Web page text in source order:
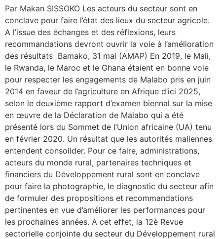
Par Makan SISSOKO Les acteurs du secteur sont en
conclave pour faire l’état des lieux du secteur agricole.
A l’issue des échanges et des réflexions, leurs
recommandations devront ouvrir la voie à l’amélioration
des résultats Bamako, 31 mai (AMAP) En 2019, le Mali,
le Rwanda, le Maroc et le Ghana étaient en bonne voie
pour respecter les engagements de Malabo pris en juin
2014 en faveur de l’agriculture en Afrique d’ici 2025,
selon le deuxième rapport d’examen biennal sur la mise
en œuvre de la Déclaration de Malabo qui a été
présenté lors du Sommet de l’Union africaine (UA) tenu
en février 2020. Un résultat que les autorités maliennes
entendent consolider. Pour ce faire, administrations,
acteurs du monde rural, partenaires techniques et
financiers du Développement rural sont en conclave
pour faire la photographie, le diagnostic du secteur afin
de formuler des propositions et recommandations
pertinentes en vue d’améliorer les performances pour
les prochaines années. A cet effet, la 12è Revue
sectorielle conjointe du secteur du Développement rural